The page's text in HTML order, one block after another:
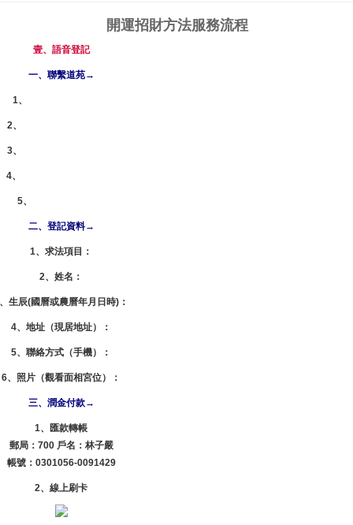
開運招財方法服務流程
壹、語音登記
一、聯繫道苑→
1、
2、
3、
4、
5、
二、登記資料→
1、求法項目：
2、姓名：
生辰(國曆或農曆年月日時)：
4、地址（現居地址）：
5、聯絡方式（手機）：
6、照片（觀看面相宮位）：
三、潤金付款→
1、匯款轉帳
郵局：700 戶名：林子嚴
帳號：0301056-0091429
2、線上刷卡